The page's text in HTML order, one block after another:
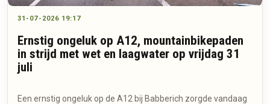
31-07-2026 19:17
Ernstig ongeluk op A12, mountainbikepaden
in strijd met wet en laagwater op vrijdag 31
juli
Een ernstig ongeluk op de A12 bij Babberich zorgde vandaag